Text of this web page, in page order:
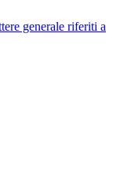
generale riferiti a